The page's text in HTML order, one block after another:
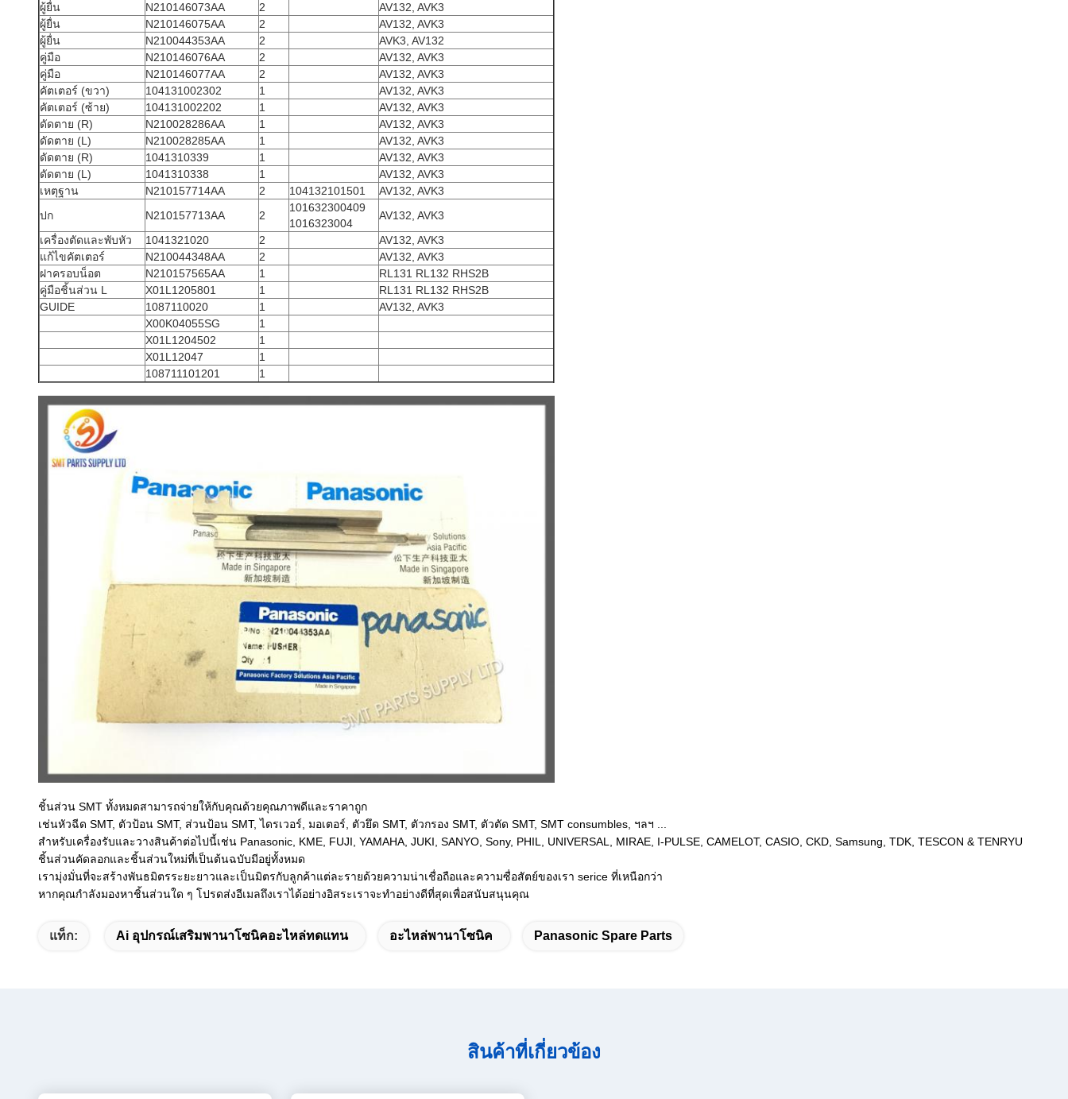
ผู้ยื่น
N210146073AA 2
AV132, AVK3
ผู้ยื่น
N210146075AA 2
AV132, AVK3
ผู้ยื่น
N210044353AA 2
AVK3, AV132
คู่มือ
N210146076AA 2
AV132, AVK3
คู่มือ
N210146077AA 2
AV132, AVK3
คัตเตอร์ (ขวา)
104131002302 1
AV132, AVK3
คัตเตอร์ (ซ้าย)
104131002202 1
AV132, AVK3
ดัดตาย (R)
N210028286AA 1
AV132, AVK3
ดัดตาย (L)
N210028285AA 1
AV132, AVK3
ดัดตาย (R)
1041310339 1
AV132, AVK3
ดัดตาย (L)
1041310338 1
AV132, AVK3
เหตุฐาน
N210157714AA 2 104132101501
AV132, AVK3
ปก
N210157713AA 2
101632300409
1016323004
AV132, AVK3
เครื่องตัดและพับหัว
1041321020 2
AV132, AVK3
แก้ไขคัตเตอร์
N210044348AA 2
AV132, AVK3
ฝาครอบน็อต
N210157565AA 1
RL131 RL132 RHS2B
คู่มือชิ้นส่วน L
X01L1205801 1
RL131 RL132 RHS2B
GUIDE
1087110020 1
AV132, AVK3
X00K04055SG
1
X01L1204502
1
X01L12047
1
108711101201
1
ชิ้นส่วน SMT ทั้งหมดสามารถจ่ายให้กับคุณด้วยคุณภาพดีและราคาถูก
เช่นหัวฉีด SMT, ตัวป้อน SMT, ส่วนป้อน SMT, ไดรเวอร์, มอเตอร์, ตัวยึด SMT, ตัวกรอง SMT, ตัวตัด SMT, SMT consumbles, ฯลฯ ...
สำหรับเครื่องรับและวางสินค้าต่อไปนี้เช่น Panasonic, KME, FUJI, YAMAHA, JUKI, SANYO, Sony, PHIL, UNIVERSAL, MIRAE, I-PULSE, CAMELOT, CASIO, CKD, Samsung, TDK, TESCON & TENRYU
ชิ้นส่วนคัดลอกและชิ้นส่วนใหม่ที่เป็นต้นฉบับมีอยู่ทั้งหมด
เรามุ่งมั่นที่จะสร้างพันธมิตรระยะยาวและเป็นมิตรกับลูกค้าแต่ละรายด้วยความน่าเชื่อถือและความซื่อสัตย์ของเรา serice ที่เหนือกว่า
หากคุณกำลังมองหาชิ้นส่วนใด ๆ โปรดส่งอีเมลถึงเราได้อย่างอิสระเราจะทำอย่างดีที่สุดเพื่อสนับสนุนคุณ
แท็ก: Ai อุปกรณ์เสริมพานาโซนิคอะไหล่ทดแทน อะไหล่พานาโซนิค Panasonic Spare Parts
สินค้าที่เกี่ยวข้อง